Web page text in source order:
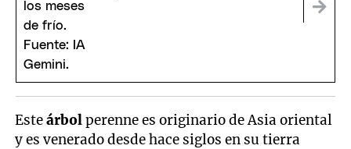
Esteárbolperenne es originario de Asia oriental
y es venerado desde hace siglos en su tierra